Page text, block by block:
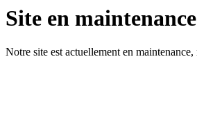
Site en maintenance
Notre site est actuellement en